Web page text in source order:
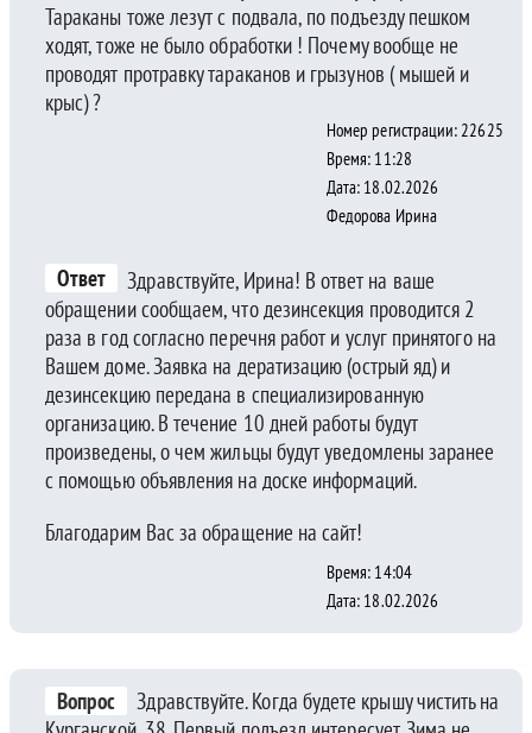
Тараканы тоже лезут с подвала, по подъезду пешком
ходят, тоже не было обработки ! Почему вообще не
проводят протравку тараканов и грызунов ( мышей и
крыс) ?
Номер регистрации: 22625
Время: 11:28
Дата: 18.02.2026
Федорова Ирина
Ответ
Здравствуйте, Ирина! В ответ на ваше
обращении сообщаем, что дезинсекция проводится 2
раза в год согласно перечня работ и услуг принятого на
Вашем доме. Заявка на дератизацию (острый яд) и
дезинсекцию передана в специализированную
организацию. В течение 10 дней работы будут
произведены, о чем жильцы будут уведомлены заранее
с помощью объявления на доске информаций.
Благодарим Вас за обращение на сайт!
Время: 14:04
Дата: 18.02.2026
Вопрос
Здравствуйте. Когда будете крышу чистить на